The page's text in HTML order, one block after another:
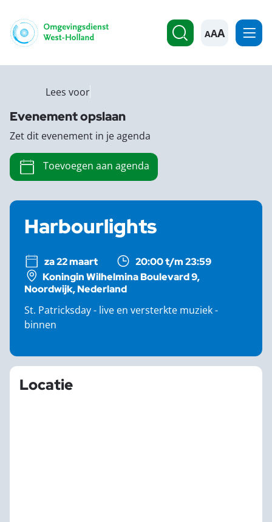
A
Harbourlights
za 22 maart
20:00 t/m 23:59
Koningin Wilhelmina Boulevard 9,
Noordwijk, Nederland
St. Patricksday - live en versterkte muziek -
binnen
Locatie
Lees voor
Evenement opslaan
Zet dit evenement in je agenda
Toevoegen aan agenda